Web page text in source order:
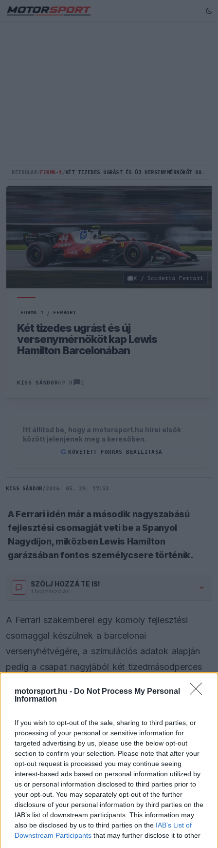
motorsport.hu - Do Not Process My Personal
Information
If you wish to opt-out of the sale, sharing to third parties, or
processing of your personal or sensitive information for
targeted advertising by us, please use the below opt-out
section to confirm your selection. Please note that after your
opt-out request is processed you may continue seeing
interest-based ads based on personal information utilized by
us or personal information disclosed to third parties prior to
your opt-out. You may separately opt-out of the further
disclosure of your personal information by third parties on the
IAB’s list of downstream participants. This information may
also be disclosed by us to third parties on the IAB’s List of
Downstream Participants that may further disclose it to other
KEZDŐLAP FORMA-1 KÉT TIZEDES UGRÁST ÉS ÚJ VERSENYMÉRNÖKÖT KAP LEWIS HAMILTON BARCELONÁBAN
X / Scuderia Ferrari
FORMA-1 / FERRARI
Két tizedes ugrást és új
versenymérnököt kap Lewis
Hamilton Barcelonában
KISS SÁNDOR69 N 1
Itt állítsd be, hogy a motorsport.hu hírei elsők
között jelenjenek meg a keresőben.
G KÖVETETT FORRÁS BEÁLLÍTÁSA
KISS SÁNDOR / 2026. 05. 29. 17:53
A Ferrari idén már a második nagyszabású
fejlesztési csomagját veti be a Spanyol
Nagydíjon, miközben Lewis Hamilton
garázsában fontos személycsere történik.
SZÓLJ HOZZÁ TE IS!
1 hozzászólás.
A Ferrari szakemberei egy komoly fejlesztési
csomaggal készülnek a barcelonai
versenyhétvégére, a szimulációs adatok alapján
pedig a csapat nagyjából két tizedmásodperces
javulást vár az új elemektől körönként. Az istálló
idén már a második jelentős aerodinamikai
A frissítések legfontosabb része az átalakított
első szárny lesz. A mérnökök a jelenlegi
áramlástani trendeket követték a tervezésnél, így
a módosított verzión már a véglapokon kívül
elhelyezett dupla külső profil kap majd helyet.